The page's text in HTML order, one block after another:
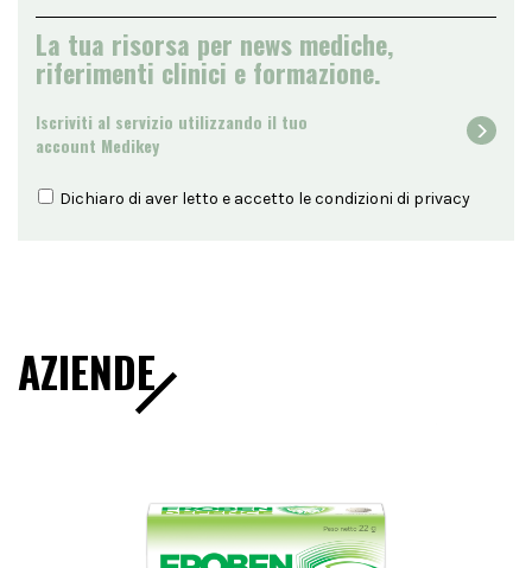
La tua risorsa per news mediche,
riferimenti clinici e formazione.
Iscriviti al servizio utilizzando il tuo
account Medikey
Dichiaro di aver letto e accetto le condizioni di privacy
AZIENDE